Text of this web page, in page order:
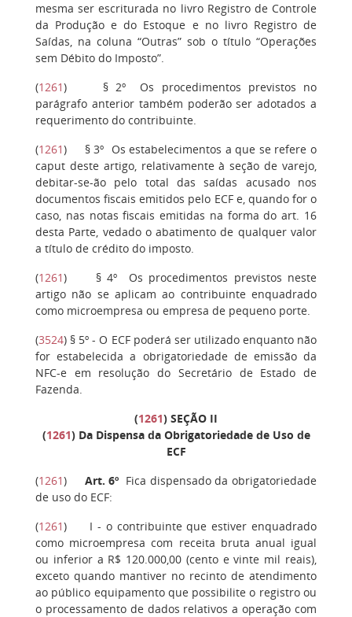
mesma ser escriturada no livro Registro de Controle
da Produção e do Estoque e no livro Registro de
Saídas, na coluna “Outras” sob o título “Operações
sem Débito do Imposto”.
(1261) § 2º
Os procedimentos previstos no
parágrafo anterior também poderão ser adotados a
requerimento do contribuinte.
(1261) § 3º Os estabelecimentos a que se refere o
caput deste artigo, relativamente à seção de varejo,
debitar-se-ão pelo total das saídas acusado nos
documentos fiscais emitidos pelo ECF e, quando for o
caso, nas notas fiscais emitidas na forma do art. 16
desta Parte, vedado o abatimento de qualquer valor
a título de crédito do imposto.
(1261) § 4º
Os procedimentos previstos neste
artigo não se aplicam ao contribuinte enquadrado
como microempresa ou empresa de pequeno porte.
(3524) § 5º- O ECF poderá ser utilizado enquanto não
for estabelecida a obrigatoriedade de emissão da
NFC-e em resolução do Secretário de Estado de
Fazenda.
(1261) SEÇÃO II
(1261) Da Dispensa da Obrigatoriedade de Uso de
ECF
(1261) Art. 6º Fica dispensado da obrigatoriedade
de uso do ECF:
(1261) I - o contribuinte que estiver enquadrado
como microempresa com receita bruta anual igual
ou inferior a R$ 120.000,00 (cento e vinte mil reais),
exceto quando mantiver no recinto de atendimento
ao público equipamento que possibilite o registro ou
o processamento de dados relativos a operação com